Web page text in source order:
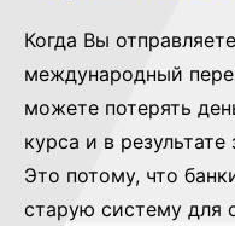
Когда Вы
международный
можете потерять
курса и в
Это потому, что
старую систему для